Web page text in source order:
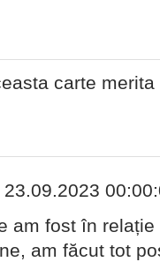
carte
23.09.2023
am fost în
am făcut tot